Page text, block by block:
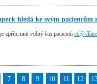
hledá ke svým pacientům
zpříjemnit volný čas pacientů celý
7 8 9 10 11 12